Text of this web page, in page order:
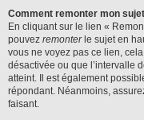
Comment remonter mon
En cliquant sur le lien «
pouvez remonterle sujet en
vous ne voyez pas ce lien,
désactivée ou que l’intervalle
atteint. Il est également
répondant. Néanmoins,
faisant.